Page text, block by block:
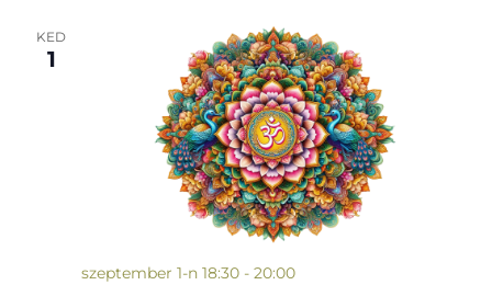
KED
1
szeptember 1-n 18:30- 20:00